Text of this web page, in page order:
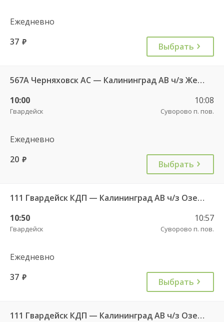
Ежедневно
37 руб. Выбрать
567А Черняховск АС — Калининград АВ ч/з Железнодорожный КДП, Правдинск КДП
10:00
Гвардейск
10:08
Суворово п. пов.
Ежедневно
20 руб. Выбрать
111 Гвардейск КДП — Калининград АВ ч/з Озерки п.
10:50
Гвардейск
10:57
Суворово п. пов.
Ежедневно
37 руб. Выбрать
111 Гвардейск КДП — Калининград АВ ч/з Озерки п.